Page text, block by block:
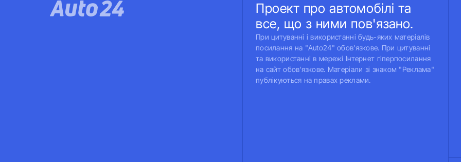
Проект про автомобілі та
все, що з ними пов'язано.
При цитуванні і використанні будь-яких матеріалів
посилання на "Auto24" обов'язкове. При цитуванні
та використанні в мережі Інтернет гіперпосилання
на сайт обов'язкове. Матеріали зі знаком "Реклама"
публікуються на правах реклами.